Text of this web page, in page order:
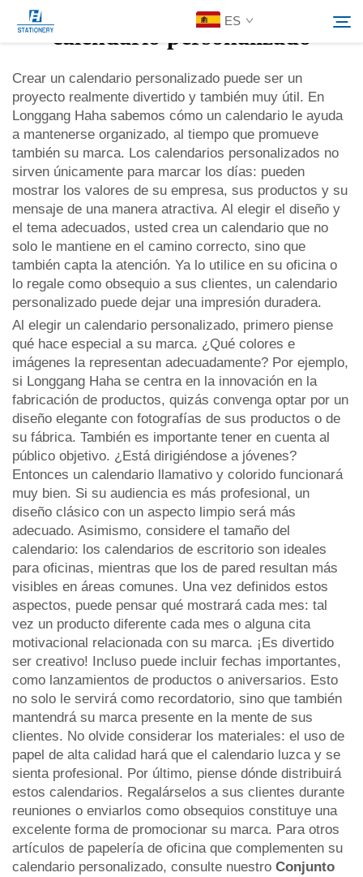
ES
Productos
Acerca De Nosotros
Soluciones personalizadas
Recursos
Contáctenos
Buscar
calendario personalizado
Crear un calendario personalizado puede ser un
proyecto realmente divertido y también muy útil. En
Longgang Haha sabemos cómo un calendario le ayuda
a mantenerse organizado, al tiempo que promueve
también su marca. Los calendarios personalizados no
sirven únicamente para marcar los días: pueden
mostrar los valores de su empresa, sus productos y su
mensaje de una manera atractiva. Al elegir el diseño y
el tema adecuados, usted crea un calendario que no
solo le mantiene en el camino correcto, sino que
también capta la atención. Ya lo utilice en su oficina o
lo regale como obsequio a sus clientes, un calendario
personalizado puede dejar una impresión duradera.
Al elegir un calendario personalizado, primero piense
qué hace especial a su marca. ¿Qué colores e
imágenes la representan adecuadamente? Por ejemplo,
si Longgang Haha se centra en la innovación en la
fabricación de productos, quizás convenga optar por un
diseño elegante con fotografías de sus productos o de
su fábrica. También es importante tener en cuenta al
público objetivo. ¿Está dirigiéndose a jóvenes?
Entonces un calendario llamativo y colorido funcionará
muy bien. Si su audiencia es más profesional, un
diseño clásico con un aspecto limpio será más
adecuado. Asimismo, considere el tamaño del
calendario: los calendarios de escritorio son ideales
para oficinas, mientras que los de pared resultan más
visibles en áreas comunes. Una vez definidos estos
aspectos, puede pensar qué mostrará cada mes: tal
vez un producto diferente cada mes o alguna cita
motivacional relacionada con su marca. ¡Es divertido
ser creativo! Incluso puede incluir fechas importantes,
como lanzamientos de productos o aniversarios. Esto
no solo le servirá como recordatorio, sino que también
mantendrá su marca presente en la mente de sus
clientes. No olvide considerar los materiales: el uso de
papel de alta calidad hará que el calendario luzca y se
sienta profesional. Por último, piense dónde distribuirá
estos calendarios. Regalárselos a sus clientes durante
reuniones o enviarlos como obsequios constituye una
excelente forma de promocionar su marca. Para otros
artículos de papelería de oficina que complementen su
calendario personalizado, consulte nuestro Conjunto